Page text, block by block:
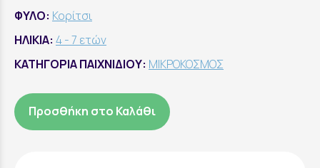
ΦΥΛΟ: Κορίτσι
ΗΛΙΚΙΑ: 4 - 7 ετών
ΚΑΤΗΓΟΡΙΑ ΠΑΙΧΝΙΔΙΟΥ: ΜΙΚΡΟΚΟΣΜΟΣ
Προσθήκη στο Καλάθι